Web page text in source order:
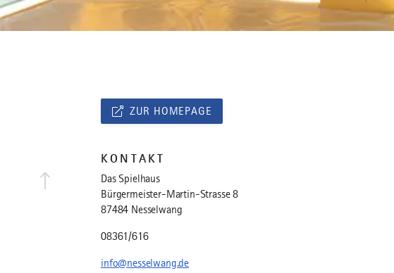
ZUR HOMEPAGE
KONTAKT
Das Spielhaus
Bürgermeister-Martin-Strasse 8
87484 Nesselwang
08361/616
info@nesselwang.de